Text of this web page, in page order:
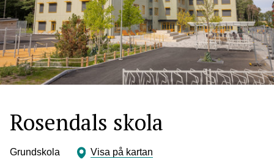
Rosendals skola
Grundskola Visa på kartan